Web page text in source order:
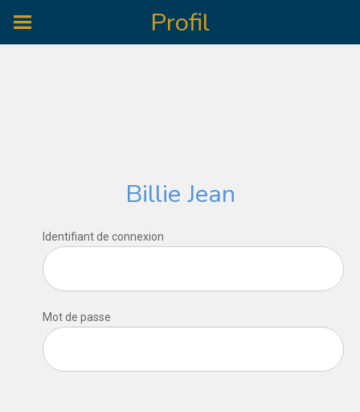
Profil
Billie Jean
Identifiant de connexion
Mot de passe